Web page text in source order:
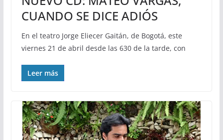
CUANDO SE DICE ADIÓS
En el teatro Jorge Eliecer Gaitán, de Bogotá, este
viernes 21 de abril desde las 630 de la tarde, con
Leer más